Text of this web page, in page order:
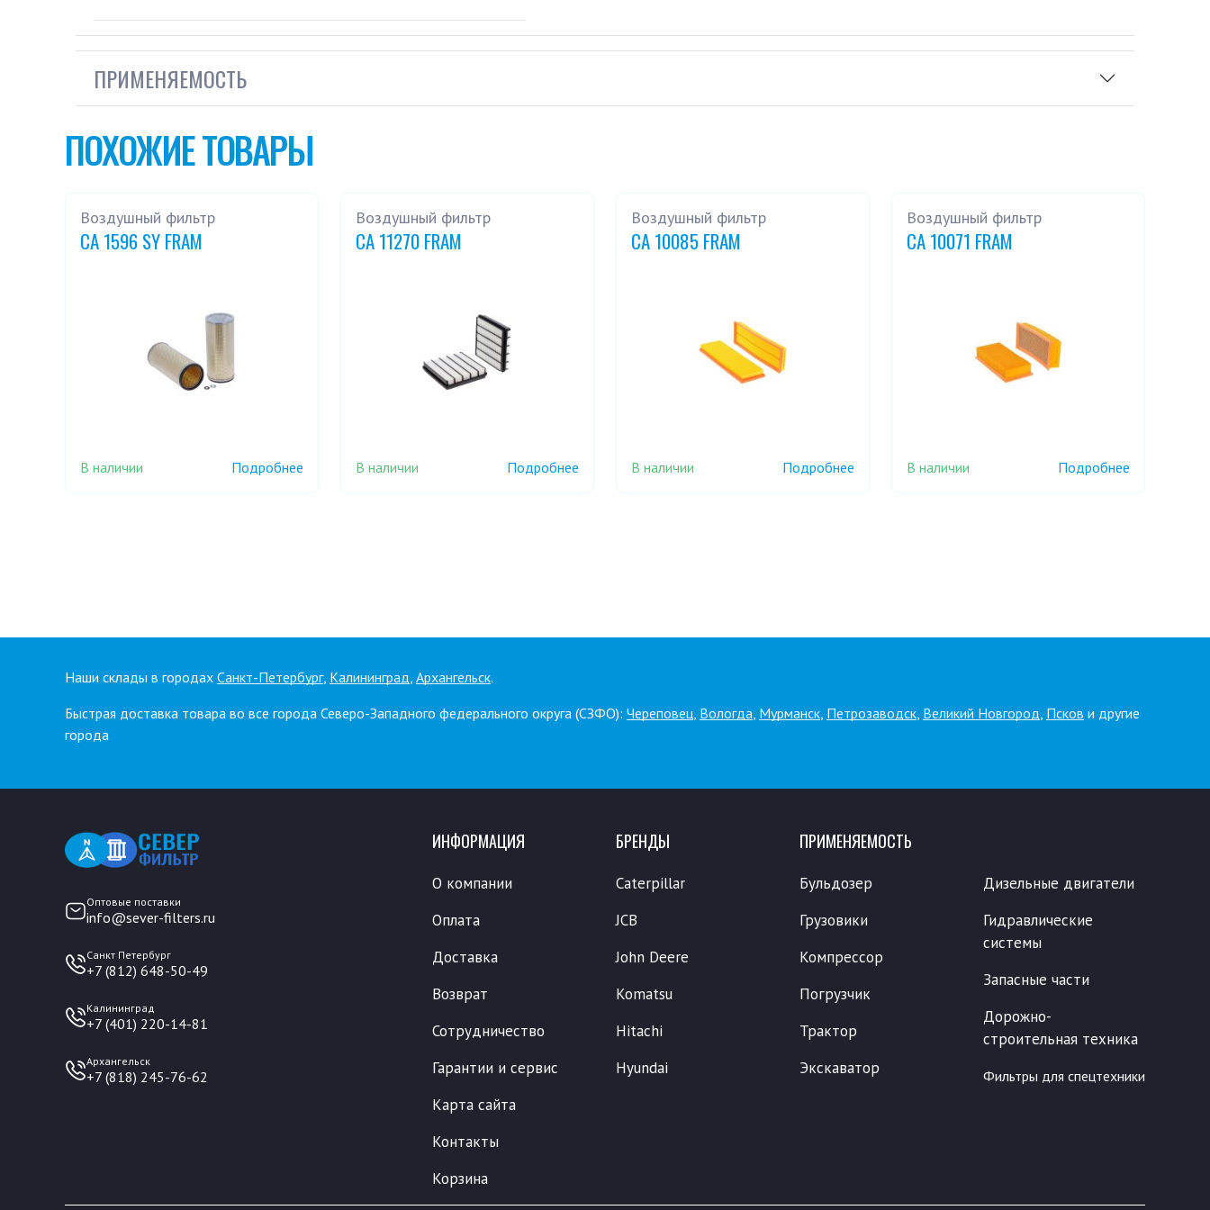
ПРИМЕНЯЕМОСТЬ
ПОХОЖИЕ ТОВАРЫ
Воздушный фильтр
CA 1596 SY FRAM
В наличии Подробнее
Воздушный фильтр
CA 11270 FRAM
В наличии Подробнее
Воздушный фильтр
CA 10085 FRAM
В наличии Подробнее
Воздушный фильтр
CA 10071 FRAM
В наличии Подробнее
Наши склады в городах Санкт-Петербург, Калининград, Архангельск.
Быстрая доставка товара во все города Северо-Западного федерального округа (СЗФО): Череповец, Вологда, Мурманск, Петрозаводск, Великий Новгород, Псков и другие
города
Оптовые поставки
info@sever-filters.ru
Санкт Петербург
+7 (812) 648-50-49
Калининград
+7 (401) 220-14-81
Архангельск
+7 (818) 245-76-62
ИНФОРМАЦИЯ
О компании
Оплата
Доставка
Возврат
Сотрудничество
Гарантии и сервис
Карта сайта
Контакты
Корзина
БРЕНДЫ
Caterpillar
JCB
John Deere
Komatsu
Hitachi
Hyundai
ПРИМЕНЯЕМОСТЬ
Бульдозер
Грузовики
Компрессор
Погрузчик
Трактор
Экскаватор
Дизельные двигатели
Гидравлические
системы
Запасные части
Дорожно-
строительная техника
Фильтры для спецтехники